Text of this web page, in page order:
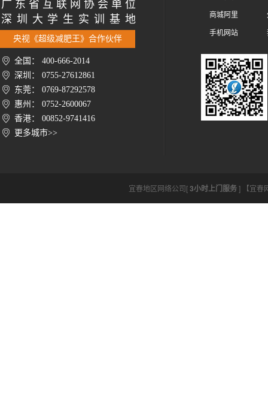
广 东 省 互 联 网 协 会 单 位
深 圳 大 学 生 实 训 基 地
央视《超级减肥王》合作伙伴
全国： 400-666-2014
深圳： 0755-27612861
东莞： 0769-87292578
惠州： 0752-2600067
香港： 00852-9741416
更多城市>>
商城阿里
手机网站
宜春地区网络公司[3小时上门服务] 【宜春